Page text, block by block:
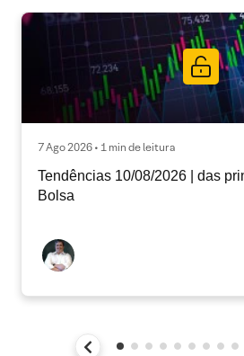
7 Ago 2026 • 1 min de leitura
Tendências 10/08/2026 | das
Bolsa